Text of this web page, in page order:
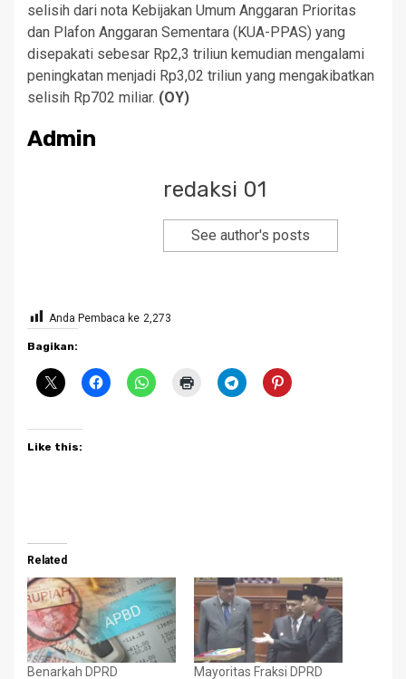
selisih dari nota Kebijakan Umum Anggaran Prioritas
dan Plafon Anggaran Sementara (KUA-PPAS) yang
disepakati sebesar Rp2,3 triliun kemudian mengalami
peningkatan menjadi Rp3,02 triliun yang mengakibatkan
selisih Rp702 miliar. (OY)
Admin
redaksi 01
See author's posts
Anda Pembaca ke 2,273
Bagikan:
Like this:
Related
Benarkah DPRD Mayoritas Fraksi DPRD